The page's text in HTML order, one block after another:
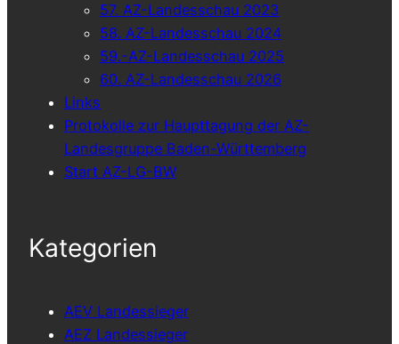
57. AZ-Landesschau 2023
58. AZ-Landesschau 2024
59.-AZ-Landesschau 2025
60. AZ-Landesschau 2026
Links
Protokolle zur Haupttagung der AZ-
Landesgruppe Baden-Württemberg
Start AZ-LG-BW
Kategorien
AEV Landessieger
AEZ Landessieger